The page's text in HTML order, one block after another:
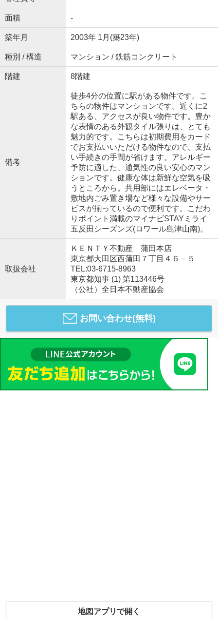
面積 -
築年月 2003年 1月(築23年)
種別 / 構造 マンション / 鉄筋コンクリート
階建 8階建
備考
徒歩4分の位置に駅がある物件です。こ
ちらの物件はマンションです。近くに2
駅ある、アクセスが良い物件です。豊か
な表情のある外観タイル張りは、とても
魅力的です。こちらは初期費用をカード
でお支払いいただける物件なので、支払
い手続きの手間が省けます。アレルギー
予防に適した、通気性の良い安心のマン
ションです。健康な体は新鮮な空気を吸
うところから。共用部にはエレベータ・
敷地内ごみ置き場など様々な設備やサー
ビスが揃っているので便利です。こだわ
りポイント満載のマイナビSTAYミライ
五反田シーズンズ(ロワール島津山南)。
取扱会社
ＫＥＮＴＹ不動産 蒲田本店
東京都大田区西蒲田７丁目４６－５
TEL:03-6715-8963
東京都知事 (1) 第113446号
（公社）全日本不動産協会
お問い合わせ(無料)
地図アプリで開く